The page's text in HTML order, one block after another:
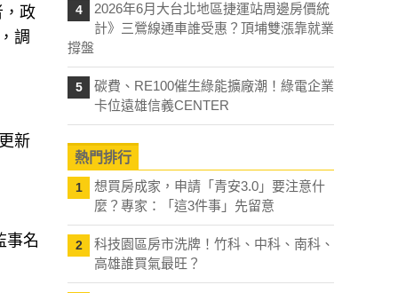
，政
調
新
事名
4
2026年6月大台北地區捷運站周邊房價統
計》三鶯線通車誰受惠？頂埔雙漲靠就業
撐盤
5
碳費、RE100催生綠能擴廠潮！綠電企業
卡位遠雄信義CENTER
熱門排行
1
想買房成家，申請「青安3.0」要注意什
麼？專家：「這3件事」先留意
2
科技園區房市洗牌！竹科、中科、南科、
高雄誰買氣最旺？